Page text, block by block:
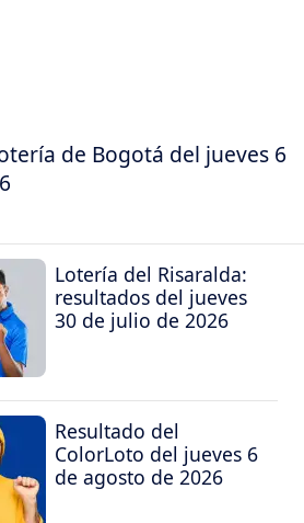
de Bogotá del jueves 6
Lotería del Risaralda:
resultados del jueves
30 de julio de 2026
Resultado del
ColorLoto del jueves 6
de agosto de 2026